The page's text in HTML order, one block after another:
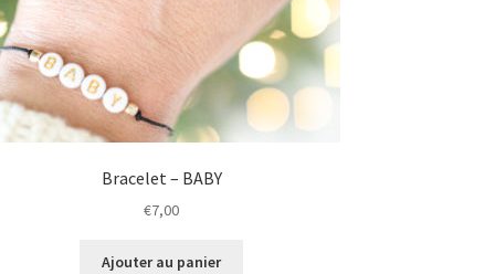
Bracelet – BABY
€7,00
Ajouter au panier